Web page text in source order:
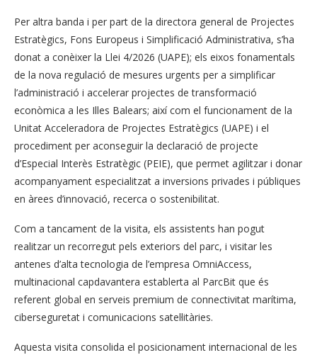
Per altra banda i per part de la directora general de Projectes
Estratègics, Fons Europeus i Simplificació Administrativa, s’ha
donat a conèixer la Llei 4/2026 (UAPE); els eixos fonamentals
de la nova regulació de mesures urgents per a simplificar
l’administració i accelerar projectes de transformació
econòmica a les Illes Balears; així com el funcionament de la
Unitat Acceleradora de Projectes Estratègics (UAPE) i el
procediment per aconseguir la declaració de projecte
d’Especial Interès Estratègic (PEIE), que permet agilitzar i donar
acompanyament especialitzat a inversions privades i públiques
en àrees d’innovació, recerca o sostenibilitat.
Com a tancament de la visita, els assistents han pogut
realitzar un recorregut pels exteriors del parc, i visitar les
antenes d’alta tecnologia de l’empresa OmniAccess,
multinacional capdavantera establerta al ParcBit que és
referent global en serveis premium de connectivitat marítima,
ciberseguretat i comunicacions satel·litàries.
Aquesta visita consolida el posicionament internacional de les